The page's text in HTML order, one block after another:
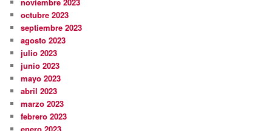
octubre 2023
septiembre 2023
agosto 2023
julio 2023
junio 2023
mayo 2023
abril 2023
marzo 2023
febrero 2023
enero 2023